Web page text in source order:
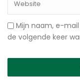
Mijn naam, e-
de volgende keer